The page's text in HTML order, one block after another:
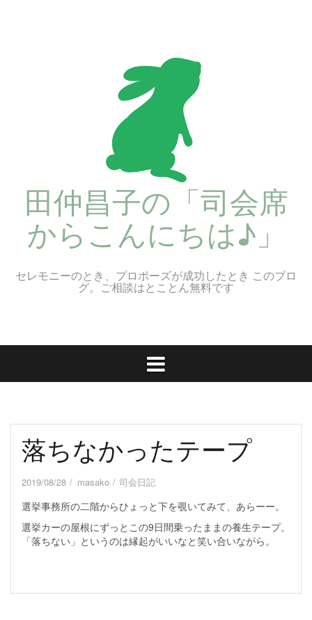
田仲昌子の「司会席
からこんにちは♪」
セレモニーのとき、プロポーズが成功したとき このブロ
グ。ご相談はとことん無料です
落ちなかったテープ
2019/08/28 masako 司会日記
選挙事務所の二階からひょっと下を覗いてみて、あらーー。
選挙カーの屋根にずっとこの9日間乗ったままの養生テープ。
「落ちない」というのは縁起がいいなと笑い合いながら。